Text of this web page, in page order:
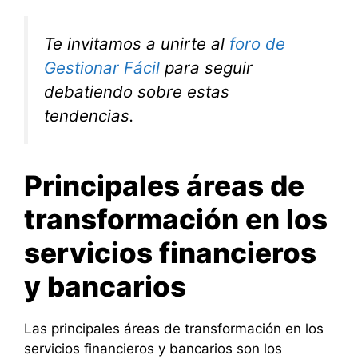
Te invitamos a unirte al foro de
Gestionar Fácil para seguir
debatiendo sobre estas
tendencias.
Principales áreas de
transformación en los
servicios financieros
y bancarios
Las principales áreas de transformación en los
servicios financieros y bancarios son los